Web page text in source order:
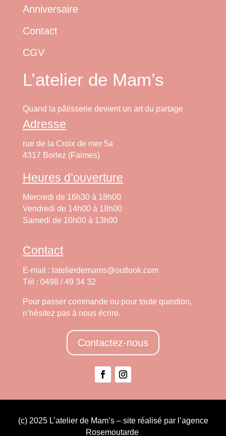
Anniversaire
Contact
CGV
L’atelier de Mam’s
Quand la pâtisserie devient un art du partage
Adresse
rue de la Croix de mer 5a
4317 Borlez (Faimes)
Heures d’ouverture
Mercredi de 16h30 à 18h00
Vendredi de 14h00 à 18h00
Samedi de 10h00 à 13h00
Contact
E-mail : latelierdemams@outlook.com
Tél : 0498 / 49 34 32
Pour passer commande ou pour toute question,
n’hésitez pas à nous écrire.
Contactez-nous
(c) 2025 L’atelier de Mam’s – site réalisé par l’agence
Rosemoutarde